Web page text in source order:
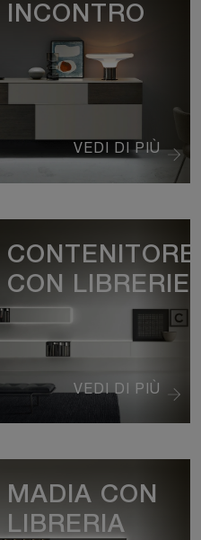
VEDI DI PIÙ
INCONTRO
VEDI DI PIÙ
CONTENITORE
CON LIBRERIE
MADIA CON
LIBRERIA